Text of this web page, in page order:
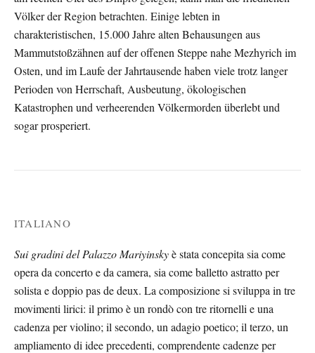
Völker der Region betrachten. Einige lebten in
charakteristischen, 15.000 Jahre alten Behausungen aus
Mammutstoßzähnen auf der offenen Steppe nahe Mezhyrich im
Osten, und im Laufe der Jahrtausende haben viele trotz langer
Perioden von Herrschaft, Ausbeutung, ökologischen
Katastrophen und verheerenden Völkermorden überlebt und
sogar prosperiert.
ITALIANO
Sui gradini del Palazzo Mariyinskyè stata concepita sia come
opera da concerto e da camera, sia come balletto astratto per
solista e doppio pas de deux. La composizione si sviluppa in tre
movimenti lirici: il primo è un rondò con tre ritornelli e una
cadenza per violino; il secondo, un adagio poetico; il terzo, un
ampliamento di idee precedenti, comprendente cadenze per